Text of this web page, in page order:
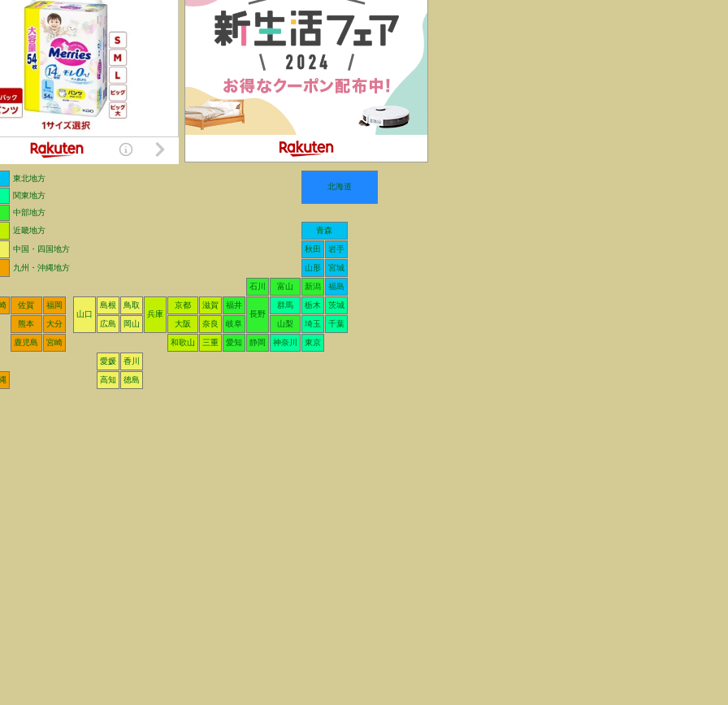
東北地方
北海道
関東地方
中部地方
近畿地方
青森
中国・四国地方 秋田 岩手
九州・沖縄地方 山形 宮城
石川 富山 新潟 福島
佐賀
福岡
山口
島根
鳥取
兵庫
京都 滋賀
福井
長野
群馬 栃木 茨城
熊本 大分 広島 岡山 大阪 奈良 岐阜 山梨 埼玉 千葉
鹿児島 宮崎 和歌山 三重 愛知 静岡 神奈川 東京
愛媛 香川
高知 徳島